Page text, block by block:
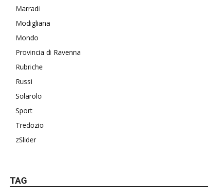
Marradi
Modigliana
Mondo
Provincia di Ravenna
Rubriche
Russi
Solarolo
Sport
Tredozio
zSlider
TAG